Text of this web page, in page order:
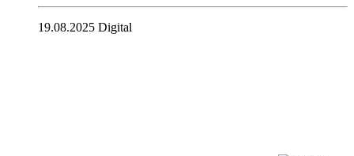
19.08.2025 Digital